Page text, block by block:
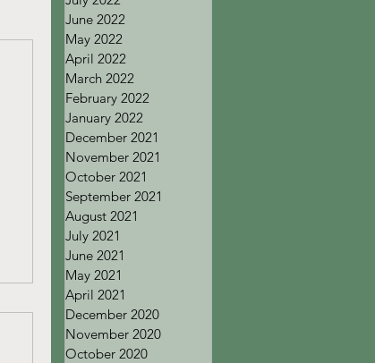
June 2022
May 2022
April 2022
March 2022
February 2022
January 2022
December 2021
November 2021
October 2021
September 2021
August 2021
July 2021
June 2021
May 2021
April 2021
December 2020
November 2020
October 2020